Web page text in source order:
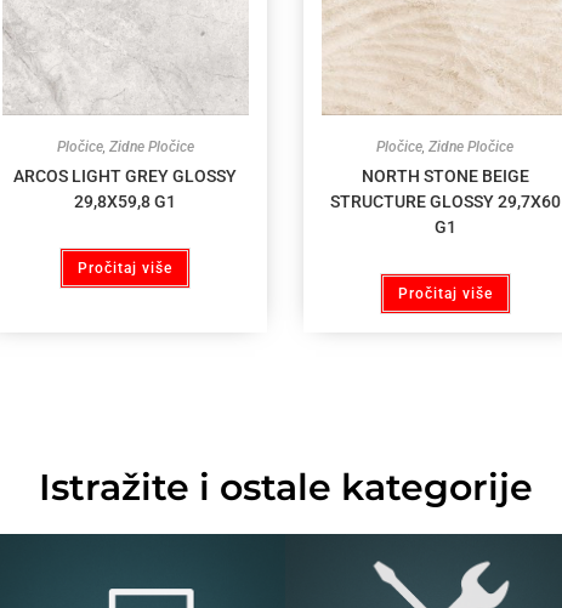
Pločice, Zidne Pločice
ARCOS LIGHT GREY GLOSSY
29,8X59,8 G1
Pročitaj više
Pločice,Zidne Pločice
NORTH STONE BEIGE
STRUCTURE GLOSSY 29,7X60
G1
Pročitaj više
Istražite i ostale kategorije